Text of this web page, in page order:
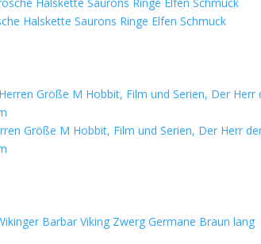
Halskette Saurons Ringe Elfen Schmuck
Größe M Hobbit, Film und Serien, Der Herr